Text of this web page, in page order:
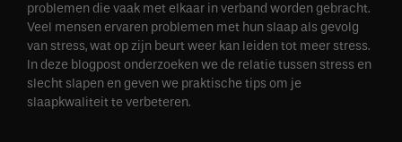
problemen die vaak met elkaar in verband worden gebracht.
Veel mensen ervaren problemen met hun slaap als gevolg
van stress, wat op zijn beurt weer kan leiden tot meer stress.
In deze blogpost onderzoeken we de relatie tussen stress en
slecht slapen en geven we praktische tips om je
slaapkwaliteit te verbeteren.